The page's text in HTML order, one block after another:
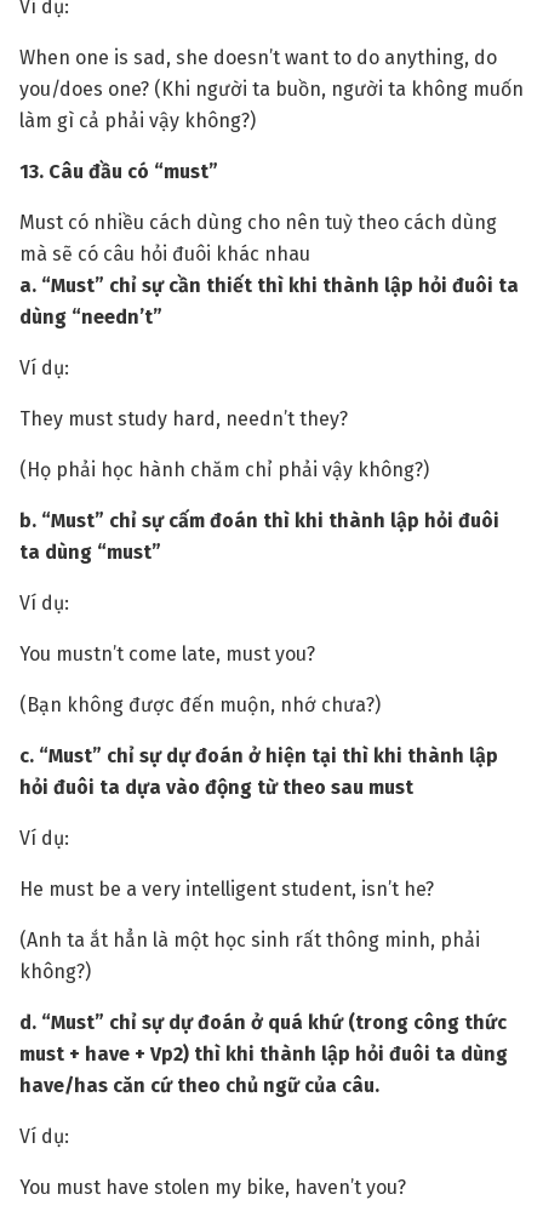
Ví dụ:
When one is sad, she doesn’t want to do anything, do
you/does one? (Khi người ta buồn, người ta không muốn
làm gì cả phải vậy không?)
13. Câu đầu có “must”
Must có nhiều cách dùng cho nên tuỳ theo cách dùng
mà sẽ có câu hỏi đuôi khác nhau
a. “Must” chỉ sự cần thiết thì khi thành lập hỏi đuôi ta
dùng “needn’t”
Ví dụ:
They must study hard, needn’t they?
(Họ phải học hành chăm chỉ phải vậy không?)
b. “Must” chỉ sự cấm đoán thì khi thành lập hỏi đuôi
ta dùng “must”
Ví dụ:
You mustn’t come late, must you?
(Bạn không được đến muộn, nhớ chưa?)
c. “Must” chỉ sự dự đoán ở hiện tại thì khi thành lập
hỏi đuôi ta dựa vào động từ theo sau must
Ví dụ:
He must be a very intelligent student, isn’t he?
(Anh ta ắt hẳn là một học sinh rất thông minh, phải
không?)
d. “Must” chỉ sự dự đoán ở quá khứ (trong công thức
must + have + Vp2) thì khi thành lập hỏi đuôi ta dùng
have/has căn cứ theo chủ ngữ của câu.
Ví dụ:
You must have stolen my bike, haven’t you?